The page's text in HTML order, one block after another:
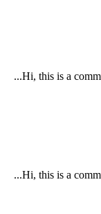
Hi, this is a
Hi, this is a